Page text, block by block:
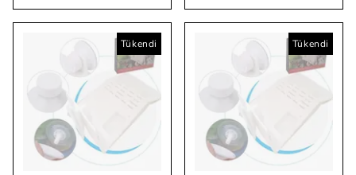
Tükendi Tükendi